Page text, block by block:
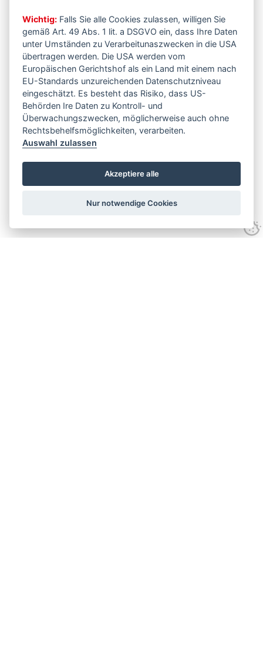
Wichtig: Falls Sie alle Cookies zulassen, willigen Sie
gemäß Art. 49 Abs. 1 lit. a DSGVO ein, dass Ihre Daten
unter Umständen zu Verarbeitunaszwecken in die USA
übertragen werden. Die USA werden vom
Europäischen Gerichtshof als ein Land mit einem nach
EU-Standards unzureichenden Datenschutzniveau
eingeschätzt. Es besteht das Risiko, dass US-
Behörden Ire Daten zu Kontroll- und
Überwachungszwecken, möglicherweise auch ohne
Rechtsbehelfsmöglichkeiten, verarbeiten.
Auswahl zulassen
Akzeptiere alle
Nur notwendige Cookies